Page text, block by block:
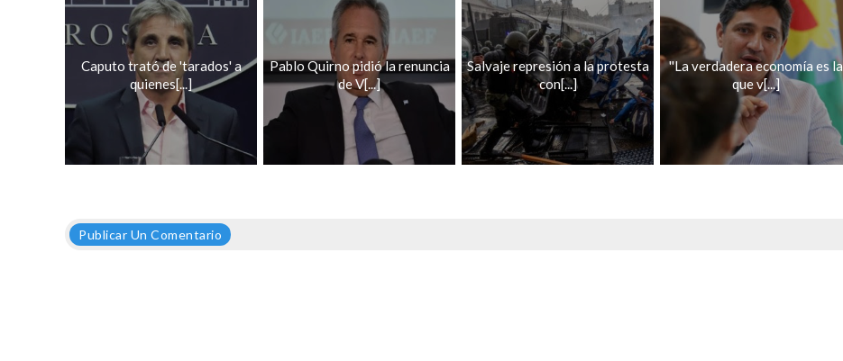
Caputo trató de 'tarados' a
quienes[...]
Pablo Quirno pidió la renuncia
de V[...]
Salvaje represión a la protesta
con[...]
''La verdadera economía es la
que v[...]
Publicar Un Comentario